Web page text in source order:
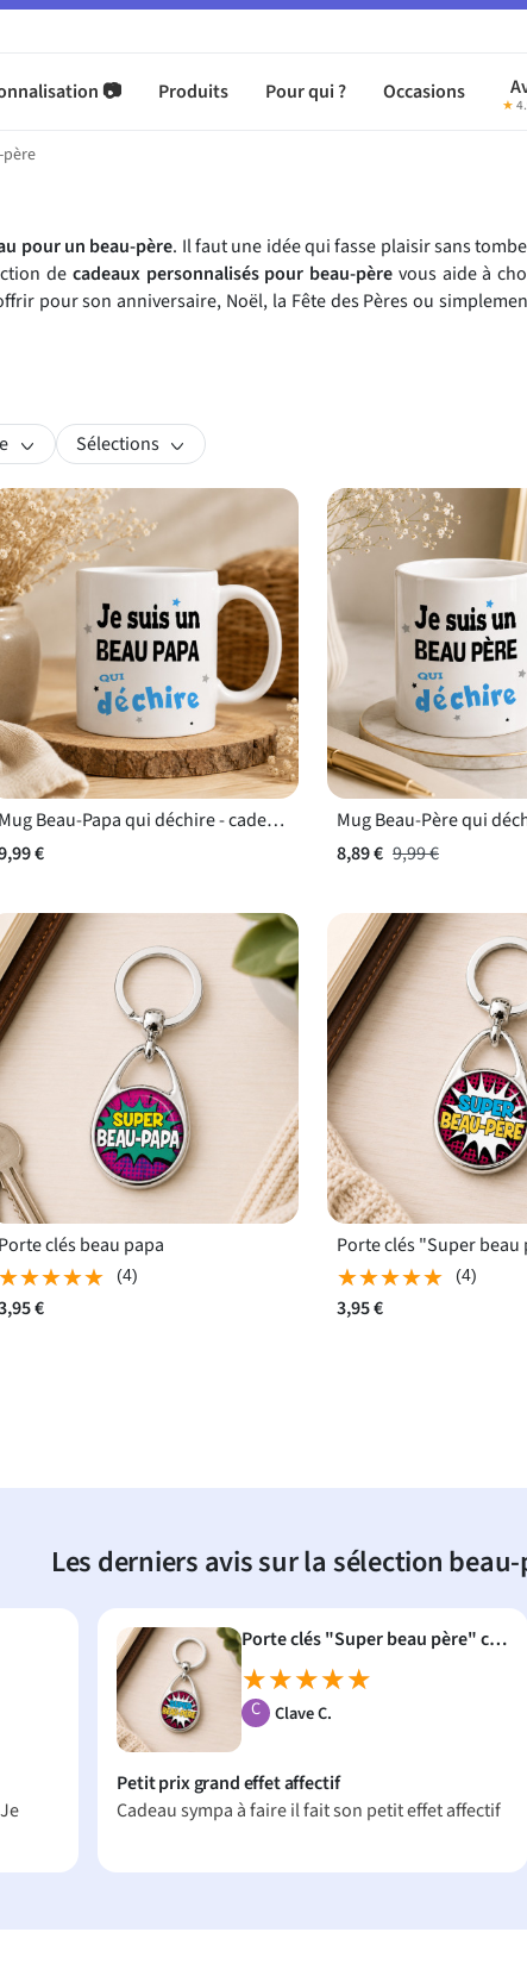
📷 Produits Pour qui ? Occasions ★
père
pour un beau-père. Il faut une idée qui fasse plaisir sans
de cadeaux personnalisés pour beau-père vous aide à
pour son anniversaire, Noël, la Fête des Pères ou
Sélections
de beau-père
Mug Beau-Papa qui déchire - cadeau anniversaire beau-papa
€
8,89 € 9,99 €
Porte clés beau papa
★★★★★
★★★★★ (4)
€
Porte clés "Super
★★★★★
★★★★★ (4)
3,95 €
Les derniers avis sur la sélection
Porte clés "Super beau père" comics
★★★★★
★★★★★
C Clave C.
Petit prix grand effet affectif
Cadeau sympa à faire il fait son petit effet affectif